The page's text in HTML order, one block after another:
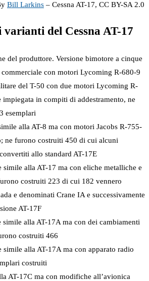
Bill Larkins – Cessna AT-17, CC BY-SA 2.0
del Cessna AT-17
del produttore. Versione bimotore a cinque
commerciale con motori Lycoming R-680-9
del T-50 con due motori Lycoming R-
impiegata in compiti di addestramento, ne
esemplari
alla AT-8 ma con motori Jacobs R-755-
ne furono costruiti 450 di cui alcuni
allo standard AT-17E
simile alla AT-17 ma con eliche metalliche e
costruiti 223 di cui 182 vennero
e denominati Crane IA e successivamente
AT-17F
simile alla AT-17A ma con dei cambiamenti
costruiti 466
simile alla AT-17A ma con apparato radio
costruiti
AT-17C ma con modifiche all’avionica